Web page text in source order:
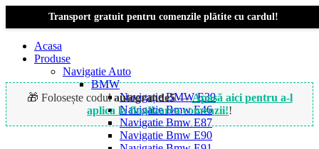
Transport gratuit pentru comenzile plătite cu cardul!
Acasa
Produse
Navigatie Auto
BMW
Navigație BMW E39
Navigatie Bmw E46
Navigatie Bmw E87
Navigatie Bmw E90
🎁 Folosește codulautogrande5—Apasă aici pentru a-l
aplica la finalizarea comenzii!!